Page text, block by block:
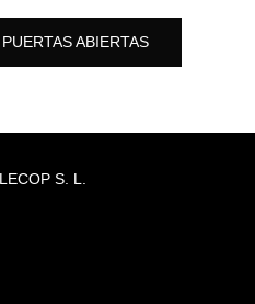
ABIERTAS
S. L.